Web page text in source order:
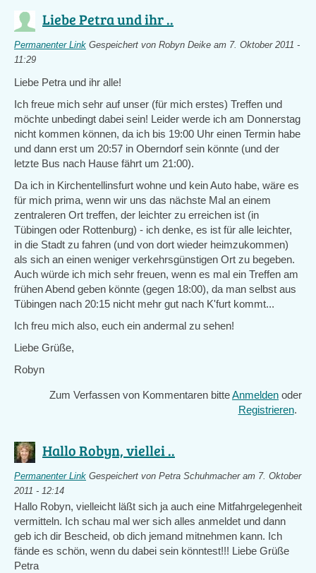
Liebe Petra und ihr ..
Permanenter Link Gespeichert von Robyn Deike am 7. Oktober 2011 -
11:29
Liebe Petra und ihr alle!
Ich freue mich sehr auf unser (für mich erstes) Treffen und
möchte unbedingt dabei sein! Leider werde ich am Donnerstag
nicht kommen können, da ich bis 19:00 Uhr einen Termin habe
und dann erst um 20:57 in Oberndorf sein könnte (und der
letzte Bus nach Hause fährt um 21:00).
Da ich in Kirchentellinsfurt wohne und kein Auto habe, wäre es
für mich prima, wenn wir uns das nächste Mal an einem
zentraleren Ort treffen, der leichter zu erreichen ist (in
Tübingen oder Rottenburg) - ich denke, es ist für alle leichter,
in die Stadt zu fahren (und von dort wieder heimzukommen)
als sich an einen weniger verkehrsgünstigen Ort zu begeben.
Auch würde ich mich sehr freuen, wenn es mal ein Treffen am
frühen Abend geben könnte (gegen 18:00), da man selbst aus
Tübingen nach 20:15 nicht mehr gut nach K'furt kommt...
Ich freu mich also, euch ein andermal zu sehen!
Liebe Grüße,
Robyn
Zum Verfassen von Kommentaren bitteAnmelden oder
Registrieren.
Hallo Robyn, viellei ..
Permanenter Link Gespeichert von Petra Schuhmacheram 7. Oktober
2011 - 12:14
Hallo Robyn, vielleicht läßt sich ja auch eine Mitfahrgelegenheit
vermitteln. Ich schau mal wer sich alles anmeldet und dann
geb ich dir Bescheid, ob dich jemand mitnehmen kann. Ich
fände es schön, wenn du dabei sein könntest!!! Liebe Grüße
Petra